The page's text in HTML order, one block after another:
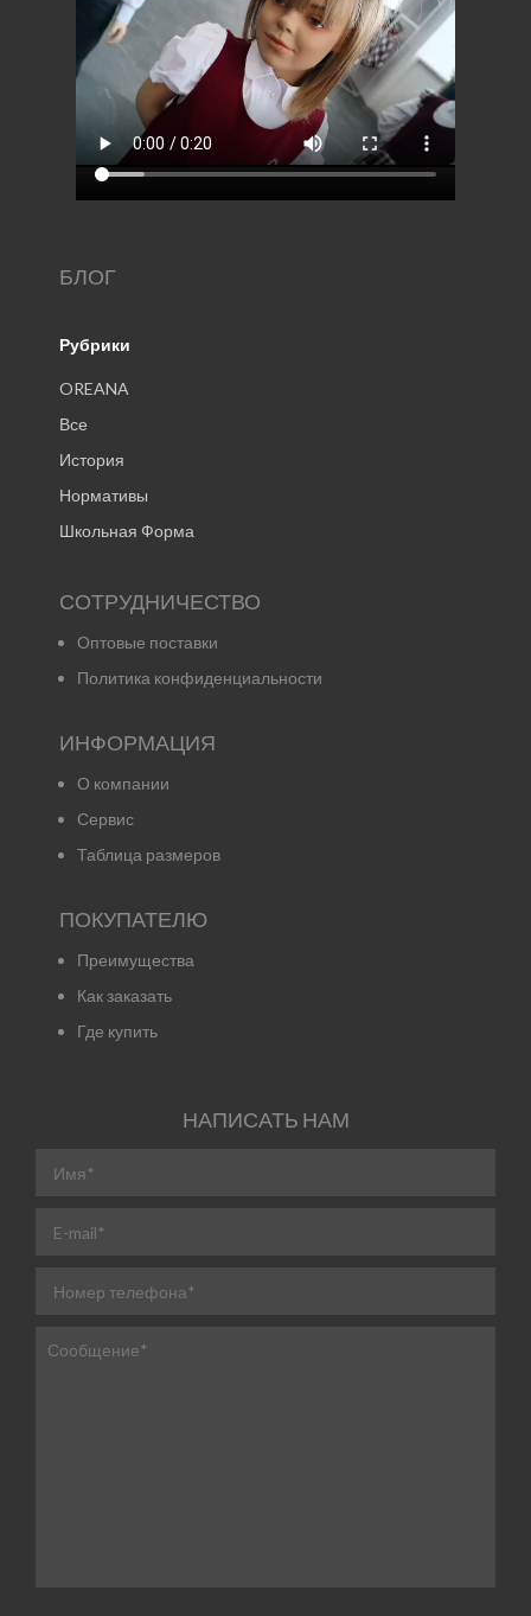
БЛОГ
Рубрики
OREANA
Все
История
Нормативы
Школьная Форма
СОТРУДНИЧЕСТВО
Оптовые поставки
Политика конфиденциальности
ИНФОРМАЦИЯ
О компании
Сервис
Таблица размеров
ПОКУПАТЕЛЮ
Преимущества
Как заказать
Где купить
НАПИСАТЬ НАМ